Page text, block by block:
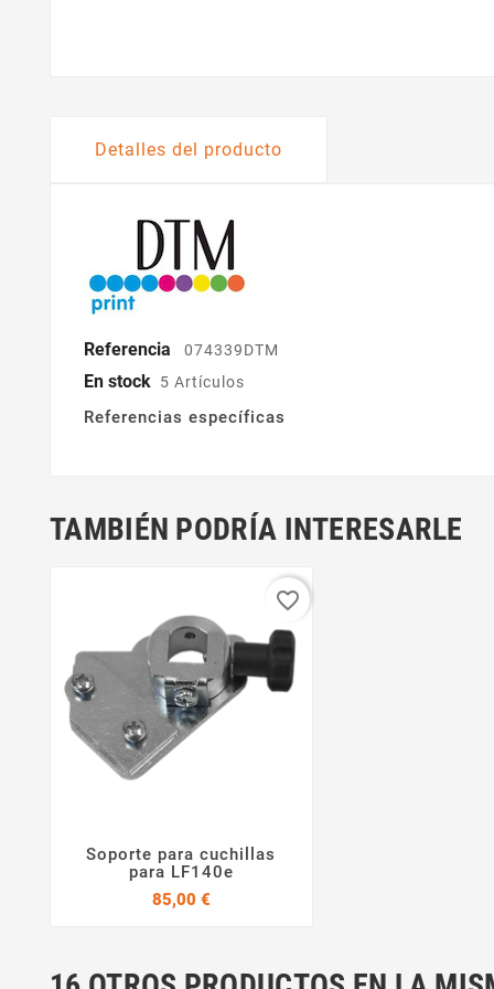
Detalles del producto
Referencia 074339DTM
En stock 5 Artículos
Referencias específicas
TAMBIÉN PODRÍA INTERESARLE
 
Soporte para cuchillas
para LF140e
85,00 €Precio
favorite_border